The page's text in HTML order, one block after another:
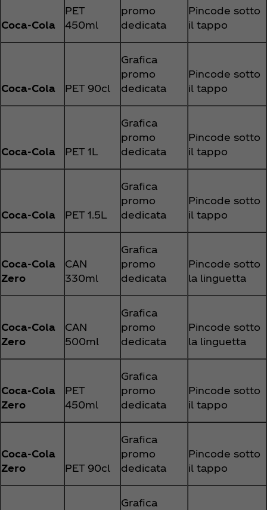
Coca‑Cola
PET
450ml
promo
dedicata
Pincode sotto
il tappo
Coca‑Cola PET 90cl
Grafica
promo
dedicata
Pincode sotto
il tappo
Coca‑Cola PET 1L
Grafica
promo
dedicata
Pincode sotto
il tappo
Coca‑Cola PET 1.5L
Grafica
promo
dedicata
Pincode sotto
il tappo
Coca‑Cola
Zero
CAN
330ml
Grafica
promo
dedicata
Pincode sotto
la linguetta
Coca‑Cola
Zero
CAN
500ml
Grafica
promo
dedicata
Pincode sotto
la linguetta
Coca‑Cola
Zero
PET
450ml
Grafica
promo
dedicata
Pincode sotto
il tappo
Coca‑Cola
Zero
PET 90cl
Grafica
promo
dedicata
Pincode sotto
il tappo
Grafica